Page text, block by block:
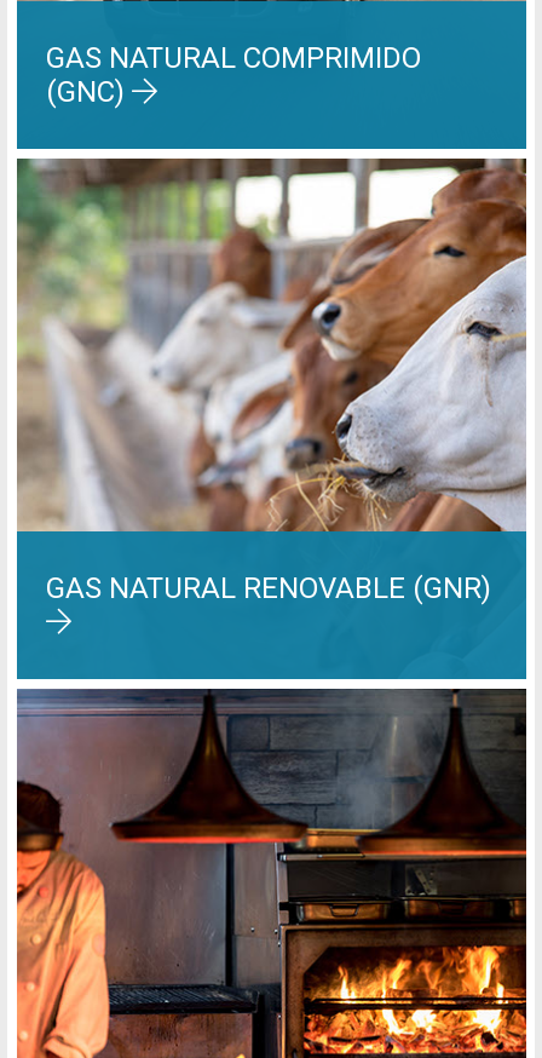
GAS NATURAL COMPRIMIDO
(GNC)
GAS NATURAL RENOVABLE (GNR)